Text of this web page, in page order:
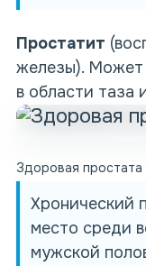
Простатит
железы). Может
в области таза
Здоровая простата
Хронический
место среди
мужской